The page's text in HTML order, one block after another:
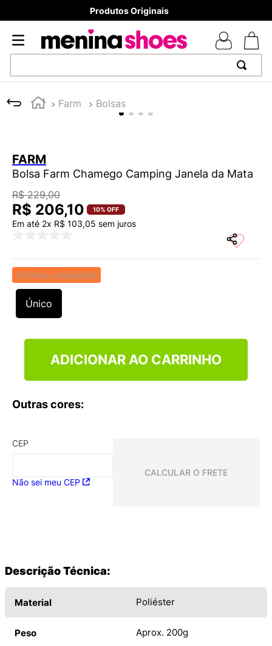
8x sem juros - Parcela mínima R$ 70,00
Farm Bolsas
FARM
Bolsa Farm Chamego Camping Janela da Mata
R$ 229,00
R$ 206,10 10% OFF
Em até 2x R$ 103,05 sem juros
Últimas unidades!
Único
ADICIONAR AO CARRINHO
Outras cores:
CEP
Não sei meu CEP
CALCULAR O FRETE
Descrição Técnica:
Material Poliéster
Peso Aprox. 200g